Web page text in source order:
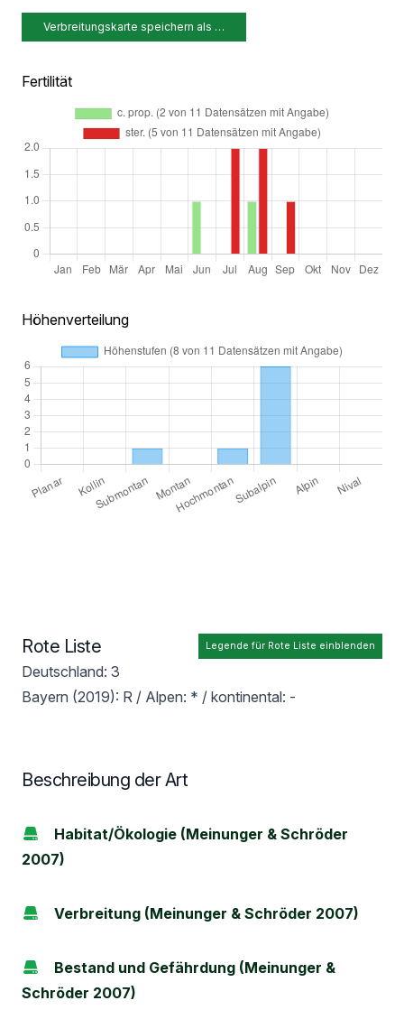
Verbreitungskarte speichern als …
Fertilität
Höhenverteilung
Legende für Rote Liste einblenden
Rote Liste
Deutschland: 3
Bayern (2019): R / Alpen: * / kontinental: -
Beschreibung der Art
Habitat/Ökologie (Meinunger & Schröder
2007)
Verbreitung (Meinunger & Schröder 2007)
Bestand und Gefährdung (Meinunger &
Schröder 2007)